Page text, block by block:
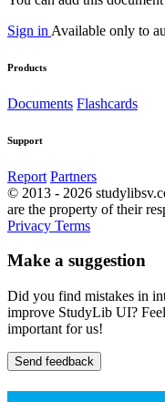
Sign in Available only to
Products
Documents Flashcards
Support
Report Partners
© 2013 - 2026
are the property of their
Privacy Terms
Make a suggestion
Did you find mistakes in
improve StudyLib UI?
important for us!
Send feedback